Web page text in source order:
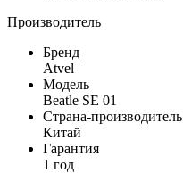
Производитель
Бренд
Atvel
Модель
Beatle SE 01
Страна-производитель
Китай
Гарантия
1 год